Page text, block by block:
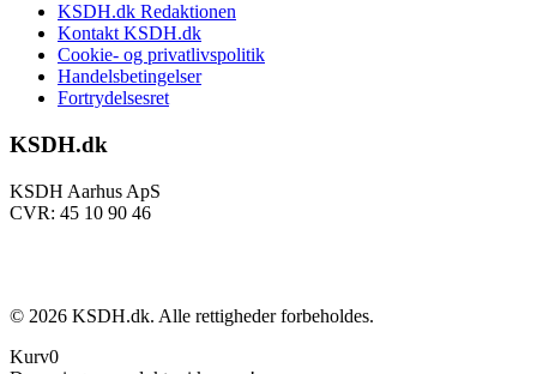
KSDH.dk Redaktionen
Kontakt KSDH.dk
Cookie- og privatlivspolitik
Handelsbetingelser
Fortrydelsesret
KSDH.dk
KSDH Aarhus ApS
CVR: 45 10 90 46
© 2026 KSDH.dk. Alle rettigheder forbeholdes.
Kurv0